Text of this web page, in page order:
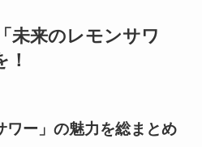
未来のレモンサワ
！
ワー」の魅力を総まとめ